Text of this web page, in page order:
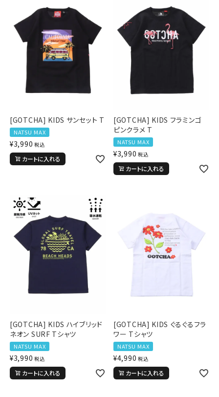
[GOTCHA] KIDS サンセット T
NATSU MAX
¥3,990 税込
カートに入れる
[GOTCHA] KIDS フラミンゴ
ピンクラメ T
NATSU MAX
¥3,990 税込
カートに入れる
[GOTCHA] KIDS ハイブリッド
ネオン SURF Tシャツ
NATSU MAX
¥3,990 税込
カートに入れる
[GOTCHA] KIDS ぐるぐるフラ
ワー Tシャツ
NATSU MAX
¥4,990 税込
カートに入れる